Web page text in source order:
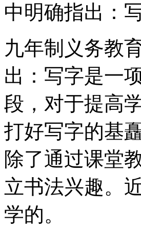
中明确指出：
九年制义务教
出：写字是一
段，对于提高
打好写字的基
除了通过课堂
立书法兴趣。
学的。